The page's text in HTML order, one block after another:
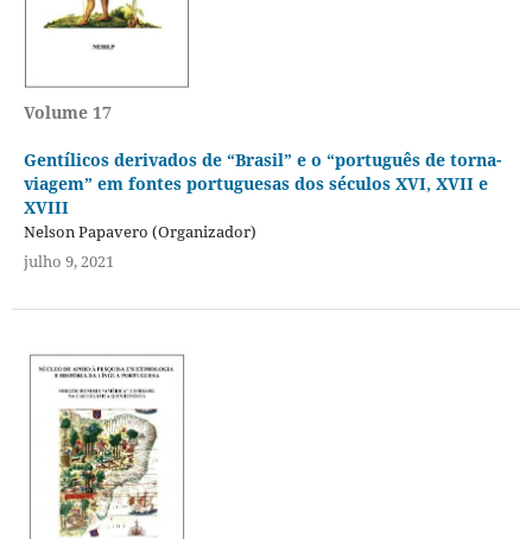
Volume 17
Gentílicos derivados de “Brasil” e o “português de torna-
viagem” em fontes portuguesas dos séculos XVI, XVII e
XVIII
Nelson Papavero (Organizador)
julho 9, 2021